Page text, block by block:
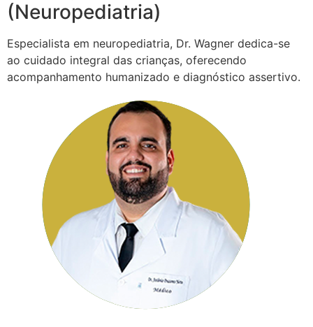
(Neuropediatria)
Especialista em neuropediatria, Dr. Wagner dedica-se
ao cuidado integral das crianças, oferecendo
acompanhamento humanizado e diagnóstico assertivo.